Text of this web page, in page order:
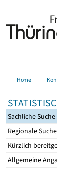
Home
Sachliche Suche
Regionale Suche
Kürzlich
Allgemeine